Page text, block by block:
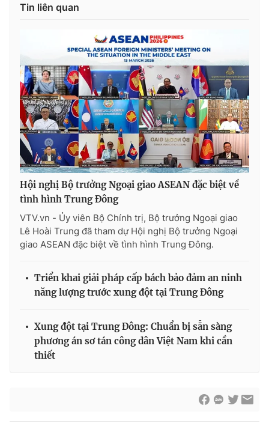
Tin liên quan
Hội nghị Bộ trưởng Ngoại giao ASEAN đặc biệt về
tình hình Trung Đông
VTV.vn - Ủy viên Bộ Chính trị, Bộ trưởng Ngoại giao
Lê Hoài Trung đã tham dự Hội nghị Bộ trưởng Ngoại
giao ASEAN đặc biệt về tình hình Trung Đông.
Triển khai giải pháp cấp bách bảo đảm an ninh
năng lượng trước xung đột tại Trung Đông
Xung đột tại Trung Đông: Chuẩn bị sẵn sàng
phương án sơ tán công dân Việt Nam khi cần
thiết